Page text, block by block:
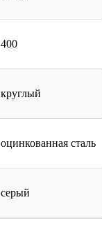
400
круглый
оцинкованная сталь
серый